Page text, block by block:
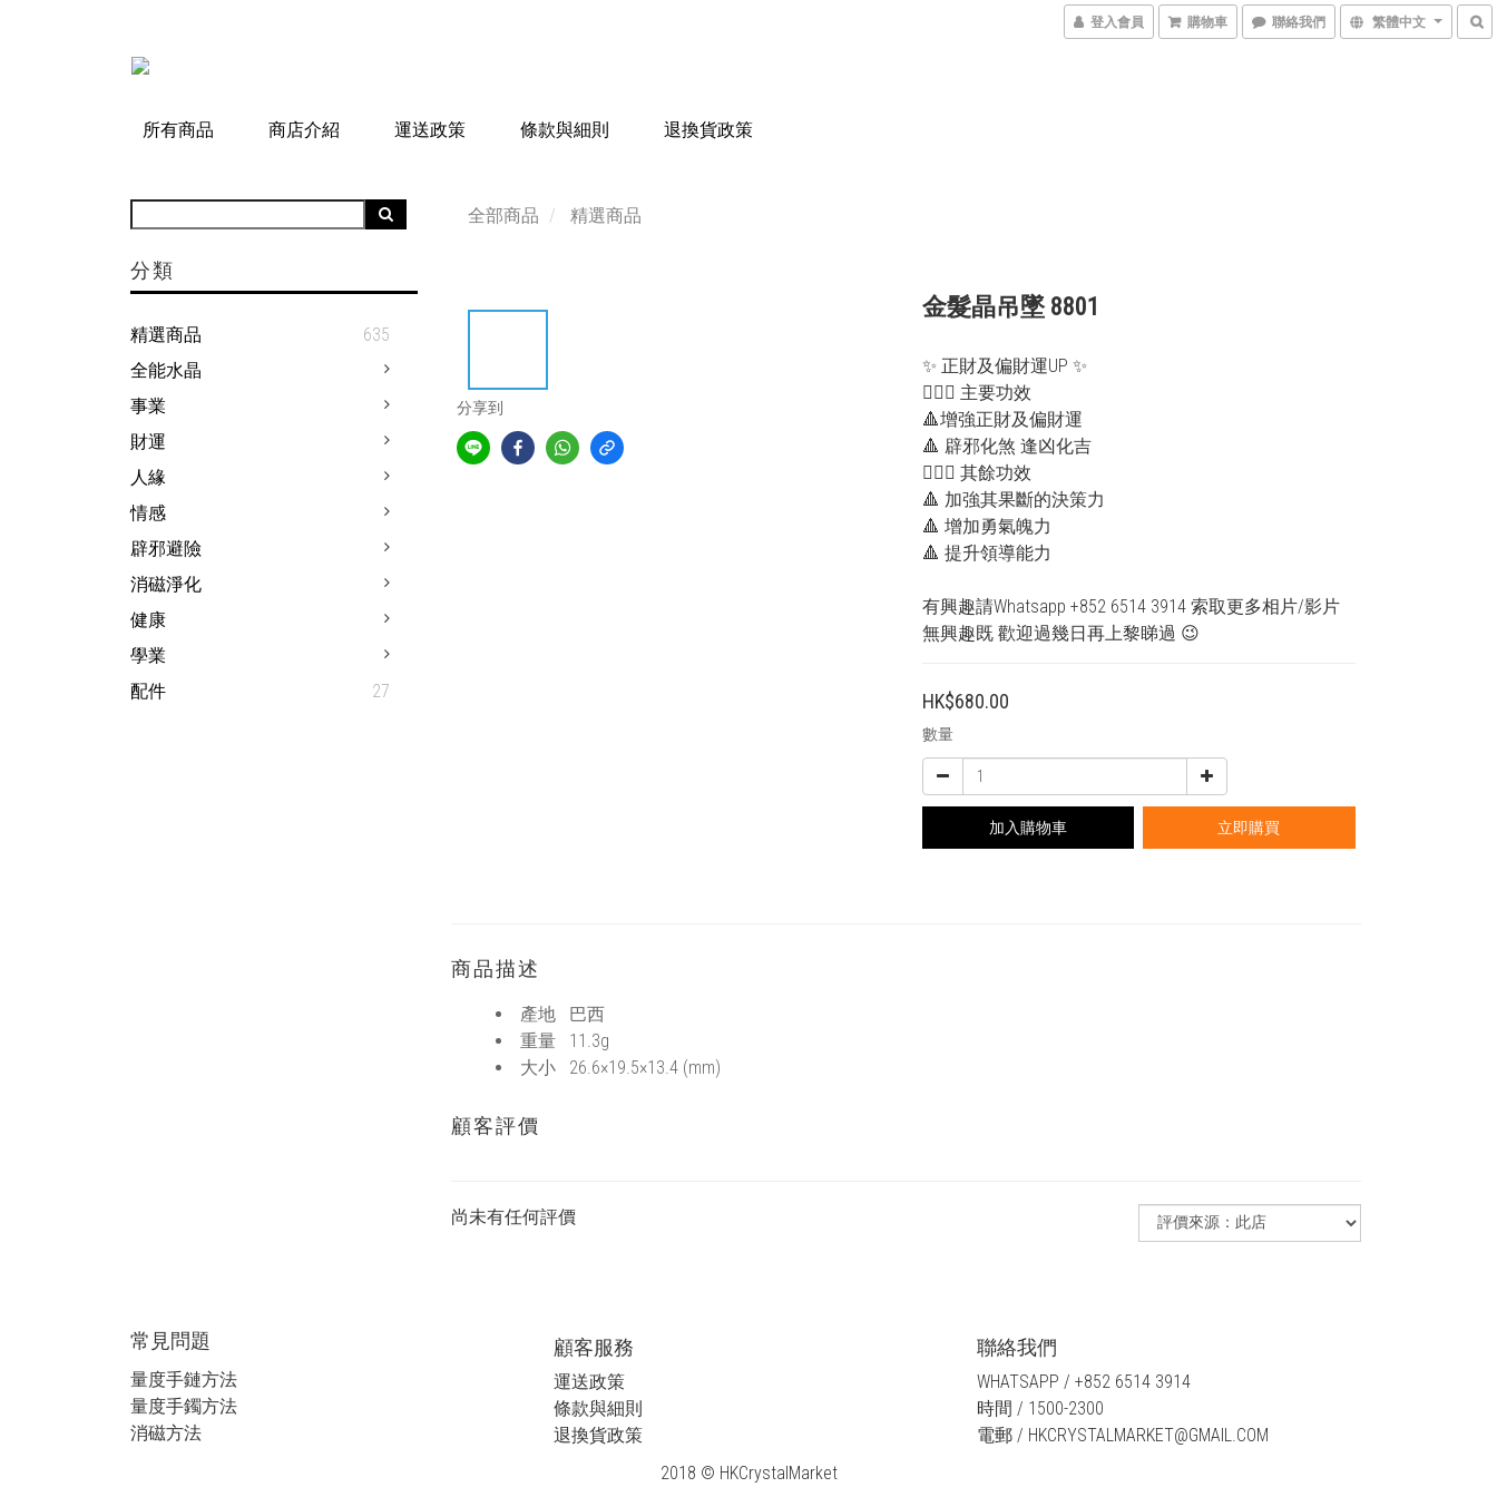
登入會員 購物車 聯絡我們 繁體中文
所有商品 商店介紹 運送政策 條款與細則 退換貨政策
分類
精選商品
635
全能水晶
事業
財運
人緣
情感
辟邪避險
消磁淨化
健康
學業
配件
27
全部商品 精選商品
分享到
金髮晶吊墜 8801
✨ 正財及偏財運UP ✨
💁🏻‍♀️ 主要功效
🔺增強正財及偏財運
🔺 辟邪化煞 逢凶化吉
💁🏻‍♂️ 其餘功效
🔺 加強其果斷的決策力
🔺 增加勇氣魄力
🔺 提升領導能力
有興趣請Whatsapp +852 6514 3914 索取更多相片/影片
無興趣既 歡迎過幾日再上黎睇過 😉
HK$680.00
數量
加入購物車 立即購買
商品描述
產地 巴西
重量 11.3g
大小 26.6×19.5×13.4 (mm)
顧客評價
尚未有任何評價
常見問題
量度手鏈方法
量度手鐲方法
消磁方法
顧客服務
運送政策
條款與細則
退換貨政策
聯絡我們
WHATSAPP / +852 6514 3914
時間 / 1500-2300
電郵 / HKCRYSTALMARKET@GMAIL.COM
2018 © HKCrystalMarket